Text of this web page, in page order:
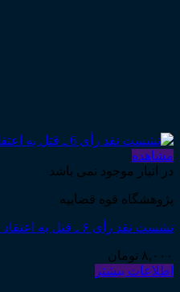
مشاهده
در انبار موجود نمی باشد
پژوهشگاه قوه قضاییه
نشست نقد رأی ۶ ـ قتل به اعتقاد مهدورالدم بودن مقتول
۸,۰۰۰ تومان
اطلاعات بیشتر